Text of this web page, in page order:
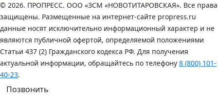
© 2026. ПРОПРЕСС. ООО «ЗСМ «НОВОТИТАРОВСКАЯ». Все права
защищены. Размещенные на интернет-сайте propress.ru
данные носят исключительно информационный характер и не
являются публичной офертой, определяемой положениями
Статьи 437 (2) Гражданского кодекса РФ. Для получения
актуальной информации, обращайтесь по телефону 8 (800) 101-
40-23.
Позвонить